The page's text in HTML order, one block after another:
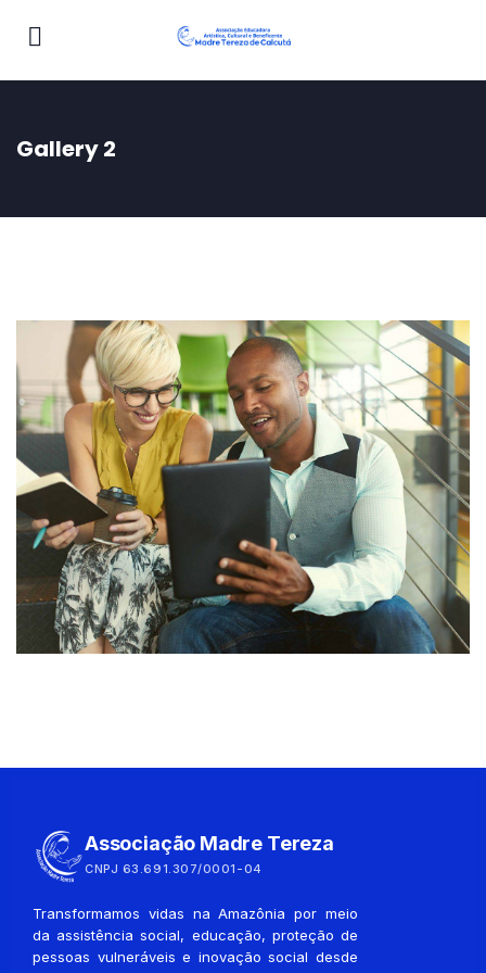
Gallery 2
Associação Madre Tereza
CNPJ 63.691.307/0001-04
Transformamos vidas na Amazônia por meio
da assistência social, educação, proteção de
pessoas vulneráveis e inovação social desde